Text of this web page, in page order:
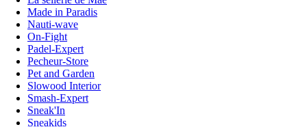
Made in Paradis
Nauti-wave
On-Fight
Padel-Expert
Pecheur-Store
Pet and Garden
Slowood Interior
Smash-Expert
Sneak'In
Sneakids